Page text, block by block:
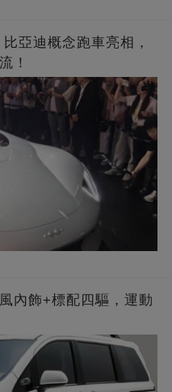
亞迪概念跑車亮相，
！
內飾+標配四驅，運動